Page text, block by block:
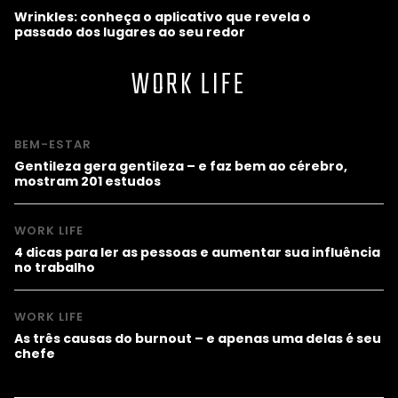
Wrinkles: conheça o aplicativo que revela o
passado dos lugares ao seu redor
WORK LIFE
BEM-ESTAR
Gentileza gera gentileza – e faz bem ao cérebro,
mostram 201 estudos
WORK LIFE
4 dicas para ler as pessoas e aumentar sua influência
no trabalho
WORK LIFE
As três causas do burnout – e apenas uma delas é seu
chefe